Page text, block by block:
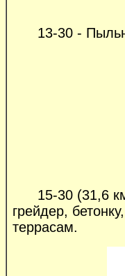
13-30 -
15-30 (31,6
грейдер,
террасам.